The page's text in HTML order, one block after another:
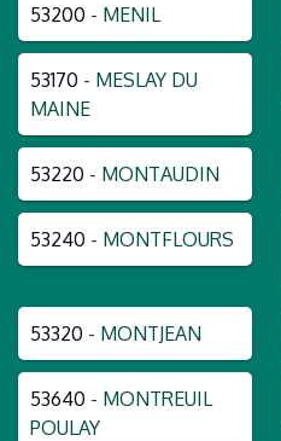
53200 - MENIL
53170 - MESLAY DU
MAINE
53220 - MONTAUDIN
53240 - MONTFLOURS
53320 - MONTJEAN
53640 - MONTREUIL
POULAY